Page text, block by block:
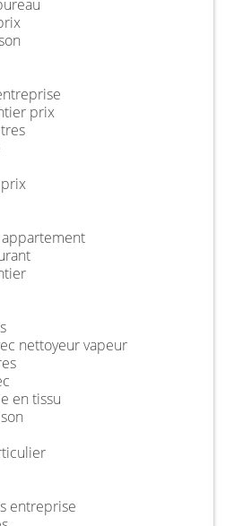
prix
nettoyeur vapeur
en tissu
entreprise